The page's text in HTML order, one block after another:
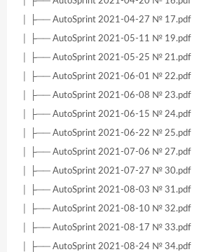
│ ├── AutoSprint 2021-04-27 № 17.pdf
│ ├── AutoSprint 2021-05-11 № 19.pdf
│ ├── AutoSprint 2021-05-25 № 21.pdf
│ ├── AutoSprint 2021-06-01 № 22.pdf
│ ├── AutoSprint 2021-06-08 № 23.pdf
│ ├── AutoSprint 2021-06-15 № 24.pdf
│ ├── AutoSprint 2021-06-22 № 25.pdf
│ ├── AutoSprint 2021-07-06 № 27.pdf
│ ├── AutoSprint 2021-07-27 № 30.pdf
│ ├── AutoSprint 2021-08-03 № 31.pdf
│ ├── AutoSprint 2021-08-10 № 32.pdf
│ ├── AutoSprint 2021-08-17 № 33.pdf
│ ├── AutoSprint 2021-08-24 № 34.pdf